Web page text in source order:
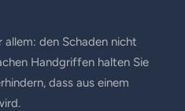
allem: den Schaden nicht
Handgriffen halten Sie
dass aus einem